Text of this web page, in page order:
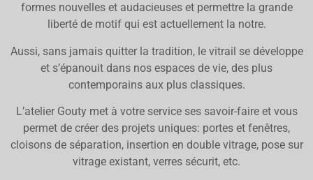
formes nouvelles et audacieuses et permettre la grande
liberté de motif qui est actuellement la notre.
Aussi, sans jamais quitter la tradition, le vitrail se développe
et s’épanouit dans nos espaces de vie, des plus
contemporains aux plus classiques.
L’atelier Gouty met à votre service ses savoir-faire et vous
permet de créer des projets uniques: portes et fenêtres,
cloisons de séparation, insertion en double vitrage, pose sur
vitrage existant, verres sécurit, etc.